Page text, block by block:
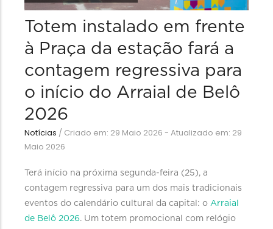
Totem instalado em frente
à Praça da estação fará a
contagem regressiva para
o início do Arraial de Belô
2026
Notícias / Criado em: 29 Maio 2026 - Atualizado em: 29
Maio 2026
Terá início na próxima segunda-feira (25), a
contagem regressiva para um dos mais tradicionais
eventos do calendário cultural da capital: oArraial
de Belô 2026. Um totem promocional com relógio